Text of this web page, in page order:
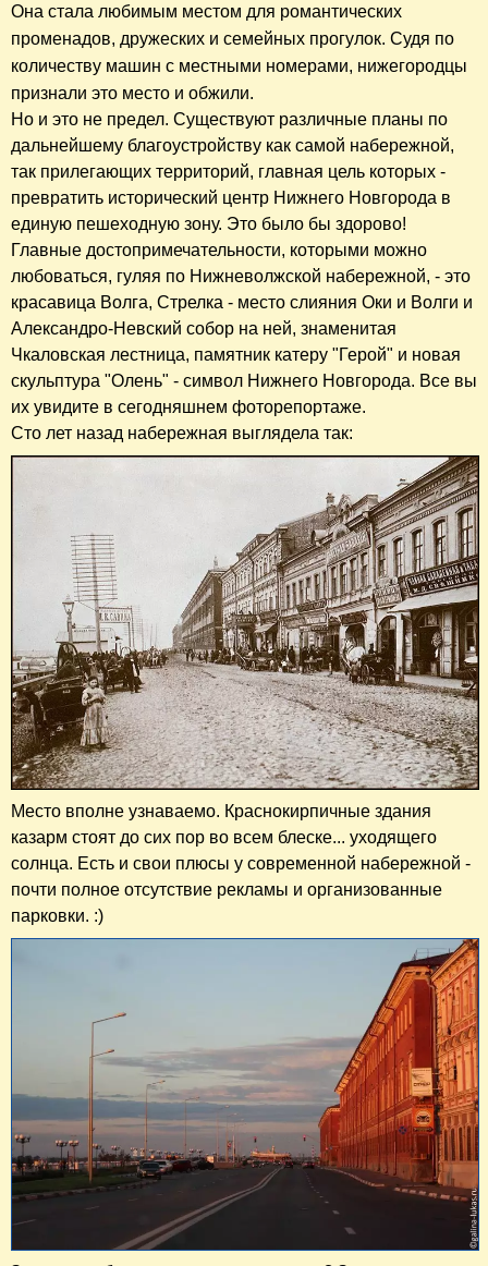
Она стала любимым местом для романтических
променадов, дружеских и семейных прогулок. Судя по
количеству машин с местными номерами, нижегородцы
признали это место и обжили.
Но и это не предел. Существуют различные планы по
дальнейшему благоустройству как самой набережной,
так прилегающих территорий, главная цель которых -
превратить исторический центр Нижнего Новгорода в
единую пешеходную зону. Это было бы здорово!
Главные достопримечательности, которыми можно
любоваться, гуляя по Нижневолжской набережной, - это
красавица Волга, Стрелка - место слияния Оки и Волги и
Александро-Невский собор на ней, знаменитая
Чкаловская лестница, памятник катеру "Герой" и новая
скульптура "Олень" - символ Нижнего Новгорода. Все вы
их увидите в сегодняшнем фоторепортаже.
Сто лет назад набережная выглядела так:
Место вполне узнаваемо. Краснокирпичные здания
казарм стоят до сих пор во всем блеске... уходящего
солнца. Есть и свои плюсы у современной набережной -
почти полное отсутствие рекламы и организованные
парковки. :)